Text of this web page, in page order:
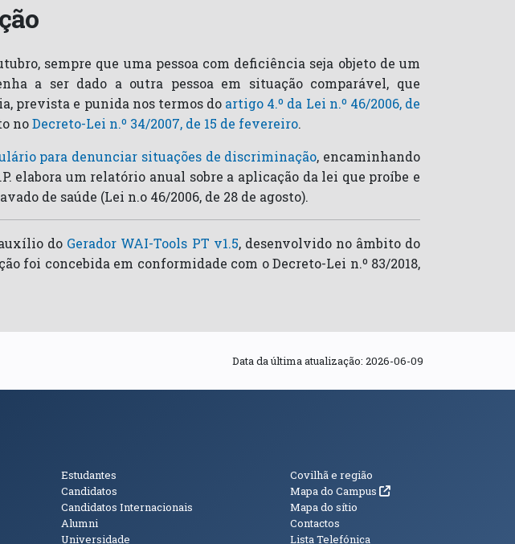
sempre que uma pessoa com deficiência seja objeto de um
a ser dado a outra pessoa em situação comparável, que
prevista e punida nos termos do artigo 4.º da Lei n.º 46/2006, de
noDecreto-Lei n.º 34/2007, de 15 de fevereiro.
para denunciar situações de discriminação, encaminhando
elabora um relatório anual sobre a aplicação da lei que proíbe e
de saúde (Lei n.o 46/2006, de 28 de agosto).
do Gerador WAI-Tools PT v1.5, desenvolvido no âmbito do
foi concebida em conformidade com o Decreto-Lei n.º 83/2018,
Data da última atualização: 2026-06-09
Públicos
Estudantes
Candidatos
Candidatos Internacionais
Alumni
Universidade
Informações
Covilhã e região
Mapa do Campus (abre em nova janela)
Mapa do sítio
Contactos
Lista Telefónica